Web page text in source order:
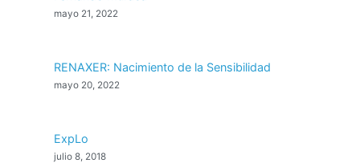
mayo 21, 2022
RENAXER: Nacimiento de la Sensibilidad
mayo 20, 2022
ExpLo
julio 8, 2018